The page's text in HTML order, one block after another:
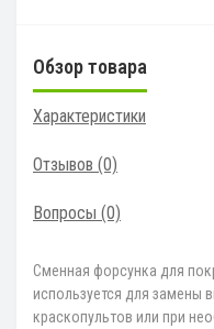
Обзор товара
Характеристики
Отзывов (0)
Вопросы (0)
Сменная форсунка для
используется для замены
краскопультов или при